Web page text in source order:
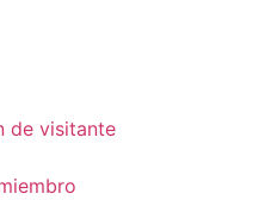
de visitante